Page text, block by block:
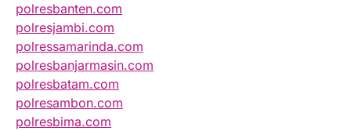
polresbanten.com
polresjambi.com
polressamarinda.com
polresbanjarmasin.com
polresbatam.com
polresambon.com
polresbima.com